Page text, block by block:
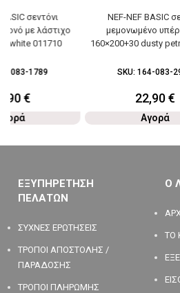
σεντόνι
με λάστιχο
white 011710
083-1789
€
NEF-NEF BASIC
μεμονωμένο
160×200+30 dusty
SKU: 164-083-
22,90€
Αγορά
ΕΞΥΠΗΡΕΤΗΣΗ
ΠΕΛΑΤΩΝ
ΣΥΧΝΕΣ ΕΡΩΤΗΣΕΙΣ
ΤΡΟΠΟΙ ΑΠΟΣΤΟΛΗΣ /
ΠΑΡΑΔΟΣΗΣ
ΤΡΟΠΟΙ ΠΛΗΡΩΜΗΣ
Ο
ΤΟ